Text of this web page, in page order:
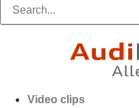
Video clips